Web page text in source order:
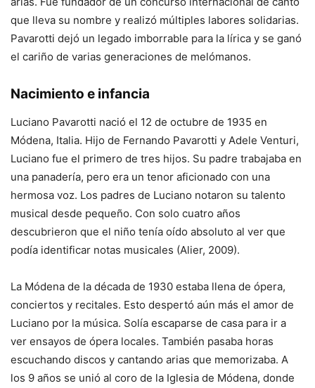
que lleva su nombre y realizó múltiples labores solidarias.
Pavarotti dejó un legado imborrable para la lírica y se ganó
el cariño de varias generaciones de melómanos.
Nacimiento e infancia
Luciano Pavarotti nació el 12 de octubre de 1935 en
Módena, Italia. Hijo de Fernando Pavarotti y Adele Venturi,
Luciano fue el primero de tres hijos. Su padre trabajaba en
una panadería, pero era un tenor aficionado con una
hermosa voz. Los padres de Luciano notaron su talento
musical desde pequeño. Con solo cuatro años
descubrieron que el niño tenía oído absoluto al ver que
podía identificar notas musicales (Alier, 2009).
La Módena de la década de 1930 estaba llena de ópera,
conciertos y recitales. Esto despertó aún más el amor de
Luciano por la música. Solía escaparse de casa para ir a
ver ensayos de ópera locales. También pasaba horas
escuchando discos y cantando arias que memorizaba. A
los 9 años se unió al coro de la Iglesia de Módena, donde